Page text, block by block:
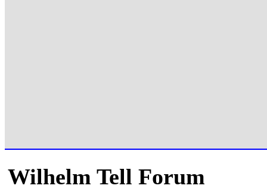
Wilhelm Tell Forum